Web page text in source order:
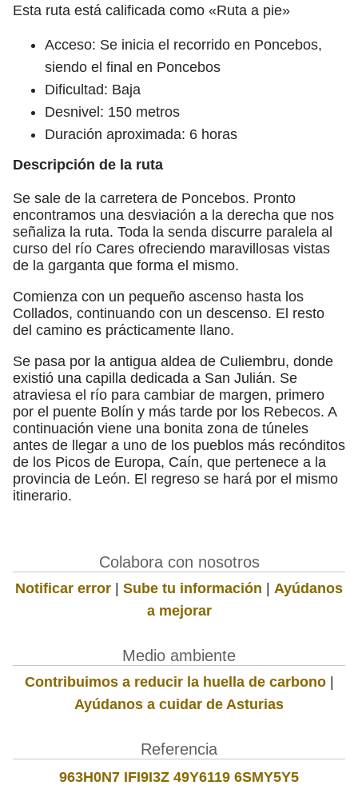
Esta ruta está calificada como «Ruta a pie»
Acceso: Se inicia el recorrido en Poncebos,
siendo el final en Poncebos
Dificultad: Baja
Desnivel: 150 metros
Duración aproximada: 6 horas
Descripción de la ruta
Se sale de la carretera de Poncebos. Pronto
encontramos una desviación a la derecha que nos
señaliza la ruta. Toda la senda discurre paralela al
curso del río Cares ofreciendo maravillosas vistas
de la garganta que forma el mismo.
Comienza con un pequeño ascenso hasta los
Collados, continuando con un descenso. El resto
del camino es prácticamente llano.
Se pasa por la antigua aldea de Culiembru, donde
existió una capilla dedicada a San Julián. Se
atraviesa el río para cambiar de margen, primero
por el puente Bolín y más tarde por los Rebecos. A
continuación viene una bonita zona de túneles
antes de llegar a uno de los pueblos más recónditos
de los Picos de Europa, Caín, que pertenece a la
provincia de León. El regreso se hará por el mismo
itinerario.
Colabora con nosotros
Notificar error | Sube tu información | Ayúdanos
a mejorar
Medio ambiente
Contribuimos a reducir la huella de carbono|
Ayúdanos a cuidar de Asturias
Referencia
963H0N7 IFI9I3Z 49Y6119 6SMY5Y5